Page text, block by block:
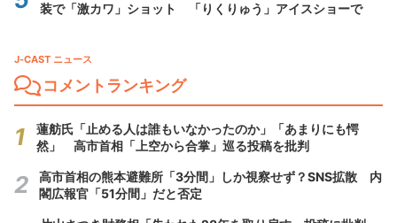
装で「激カワ」ショット 「りくりゅう」アイスショーで
J-CAST ニュース
コメントランキング
蓮舫氏「止める人は誰もいなかったのか」「あまりにも愕
然」 高市首相「上空から合掌」巡る投稿を批判
高市首相の熊本避難所「3分間」しか視察せず？SNS拡散 内
閣広報官「51分間」だと否定